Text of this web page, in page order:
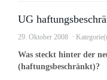
UG
29. Oktober 2008
Was steckt hinter der
(haftungsbeschränkt)?